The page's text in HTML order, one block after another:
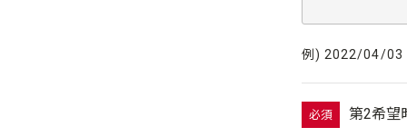
例) 2022/04/03
必須 第2希望